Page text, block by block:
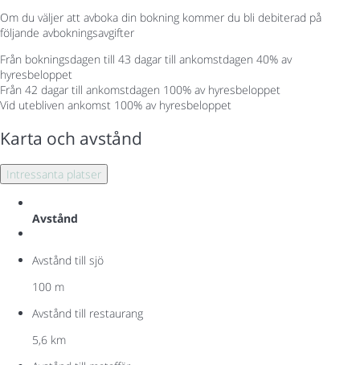
Om du väljer att avboka din bokning kommer du bli debiterad på
följande avbokningsavgifter
Från bokningsdagen till 43 dagar till ankomstdagen 40% av
hyresbeloppet
Från 42 dagar till ankomstdagen 100% av hyresbeloppet
Vid utebliven ankomst 100% av hyresbeloppet
Karta och avstånd
Intressanta platser
Avstånd
Avstånd till sjö
100 m
Avstånd till restaurang
5,6 km